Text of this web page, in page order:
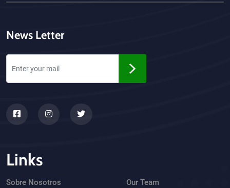
News Letter
Links
Sobre Nosotros
Our Team